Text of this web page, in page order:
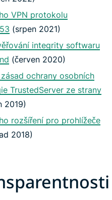
VPN protokolu
(srpen 2021)
integrity softwaru
(červen 2020)
ochrany osobních
TrustedServer ze strany
2019)
rozšíření pro prohlížeče
2018)